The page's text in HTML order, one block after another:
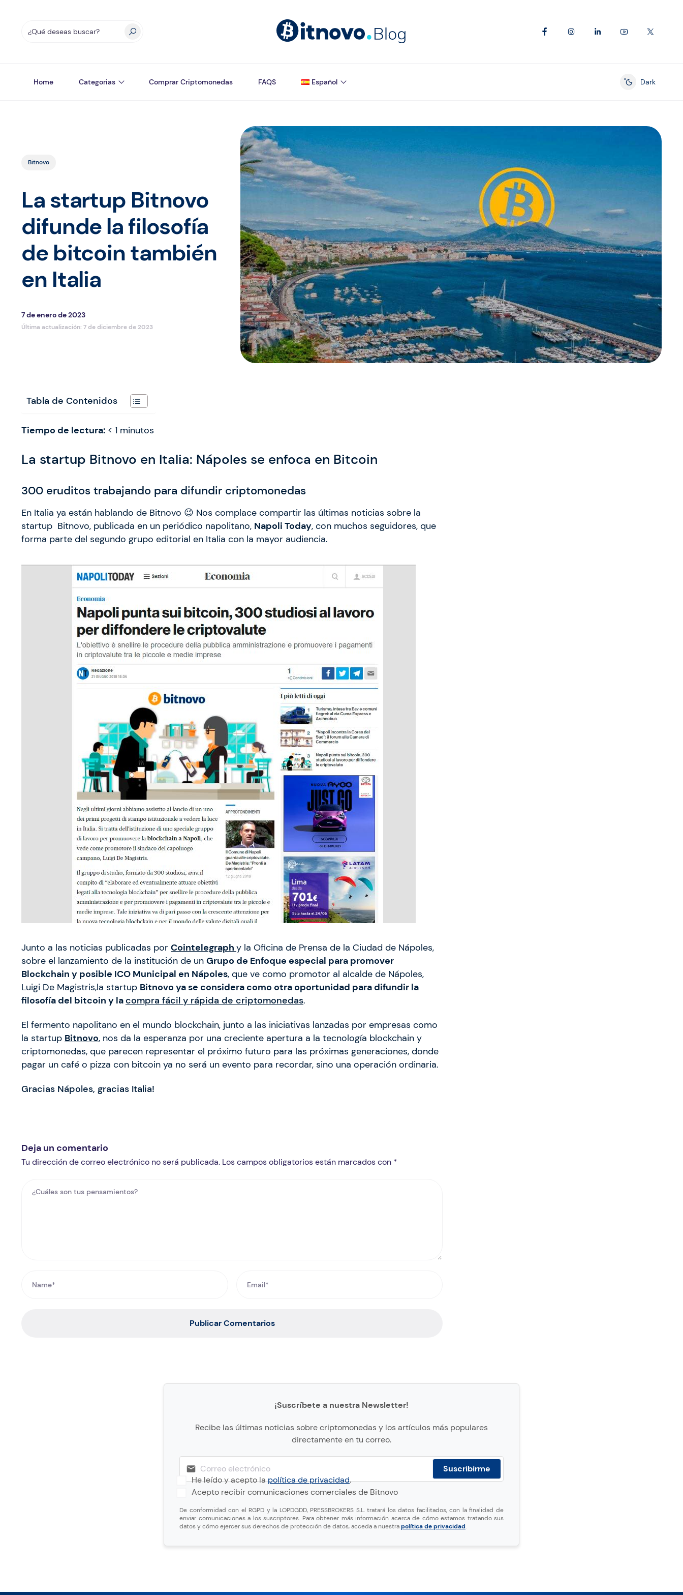
Home Categorias Comprar Criptomonedas FAQS Español
Enable dark
Dark
Bitnovo
La startup Bitnovo
difunde la filosofía
de bitcoin también
en Italia
7 de enero de 2023
Última actualización: 7 de diciembre de 2023
Tabla de Contenidos
Tiempo de lectura: < 1 minutos
La startup Bitnovo en Italia: Nápoles se enfoca en Bitcoin
300 eruditos trabajando para difundir criptomonedas
En Italia ya están hablando de Bitnovo 😉 Nos complace compartir las últimas noticias sobre la
startup Bitnovo, publicada en un periódico napolitano, Napoli Today, con muchos seguidores, que
forma parte del segundo grupo editorial en Italia con la mayor audiencia.
Junto a las noticias publicadas por Cointelegraph y la Oficina de Prensa de la Ciudad de Nápoles,
sobre el lanzamiento de la institución de un Grupo de Enfoque especial para promover
Blockchain y posible ICO Municipal en Nápoles, que ve como promotor al alcalde de Nápoles,
Luigi De Magistris,la startup Bitnovo ya se considera como otra oportunidad para difundir la
filosofía del bitcoin y lacompra fácil y rápida de criptomonedas.
El fermento napolitano en el mundo blockchain, junto a las iniciativas lanzadas por empresas como
la startup Bitnovo, nos da la esperanza por una creciente apertura a la tecnología blockchain y
criptomonedas, que parecen representar el próximo futuro para las próximas generaciones, donde
pagar un café o pizza con bitcoin ya no será un evento para recordar, sino una operación ordinaria.
Gracias Nápoles, gracias Italia!
Deja un comentario
Tu dirección de correo electrónico no será publicada. Los campos obligatorios están marcados con *
Publicar Comentarios
¡Suscríbete a nuestra Newsletter!
Recibe las últimas noticias sobre criptomonedas y los artículos más populares
directamente en tu correo.
He leído y acepto lapolítica de privacidad.
Acepto recibir comunicaciones comerciales de Bitnovo
De conformidad con el RGPD y la LOPDGDD, PRESSBROKERS S.L. tratará los datos facilitados, con la finalidad de
enviar comunicaciones a los suscriptores. Para obtener más información acerca de cómo estamos tratando sus
datos y cómo ejercer sus derechos de protección de datos, acceda a nuestrapolítica de privacidad.